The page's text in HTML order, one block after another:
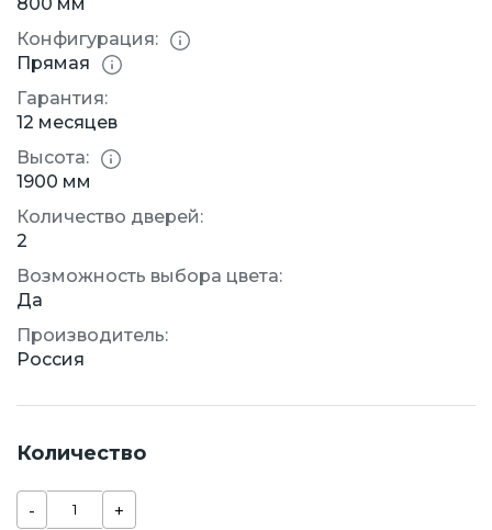
Конфигурация:
Прямая
Гарантия:
12 месяцев
Высота:
1900 мм
Количество дверей:
2
Возможность выбора цвета:
Да
Производитель:
Россия
Количество
- +